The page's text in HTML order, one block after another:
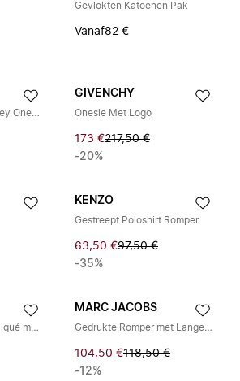
Gevlokten Katoenen Pak
Vanaf82 €
Tutina Katoenen Jersey Onesie
GIVENCHY
Onesie Met Logo
173 €217,50 €
-20%
KENZO
Gestreept Poloshirt Romper
63,50 €97,50 €
-35%
Romper van Katoen Piqué met Tricolore Rand
MARC JACOBS
Gedrukte Romper met Lange Mouwen Set
104,50 €118,50 €
-12%